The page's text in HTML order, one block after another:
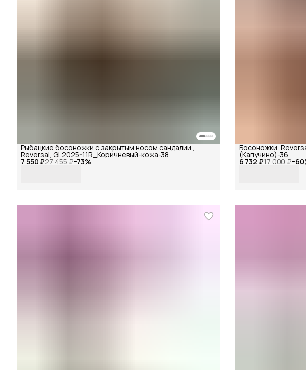
7 550 ₽27 455 ₽−73%
Рыбацкие босоножки с закрытым носом сандалии ,
Reversal, GL2025-11R_Коричневый-кожа-38
6 732 ₽17 000 ₽−60
Босоножки,
(Капучино)-36